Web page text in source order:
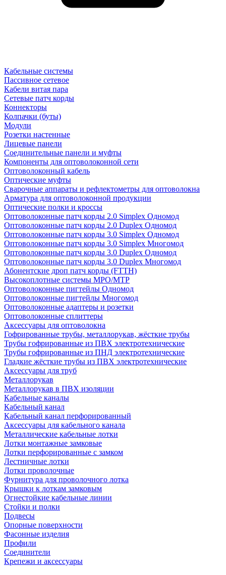
Кабельные системы
Пассивное сетевое
Кабели витая пара
Сетевые патч корды
Коннекторы
Колпачки (буты)
Модули
Розетки настенные
Лицевые панели
Соединительные панели и муфты
Компоненты для оптоволоконной сети
Оптоволоконный кабель
Оптические муфты
Сварочные аппараты и рефлектометры для оптоволокна
Арматура для оптоволоконной продукции
Оптические полки и кроссы
Оптоволоконные патч корды 2.0 Simplex Одномод
Оптоволоконные патч корды 2.0 Duplex Одномод
Оптоволоконные патч корды 3.0 Simplex Одномод
Оптоволоконные патч корды 3.0 Simplex Многомод
Оптоволоконные патч корды 3.0 Duplex Одномод
Оптоволоконные патч корды 3.0 Duplex Многомод
Абонентские дроп патч корды (FTTH)
Высокоплотные системы MPO/MTP
Оптоволоконные пигтейлы Одномод
Оптоволоконные пигтейлы Многомод
Оптоволоконные адаптеры и розетки
Оптоволоконные сплиттеры
Аксессуары для оптоволокна
Гофрированные трубы, металлорукав, жёсткие трубы
Трубы гофрированные из ПВХ электротехнические
Трубы гофрированные из ПНД электротехнические
Гладкие жёсткие трубы из ПВХ электротехнические
Аксессуары для труб
Металлорукав
Металлорукав в ПВХ изоляции
Кабельные каналы
Кабельный канал
Кабельный канал перфорированный
Аксессуары для кабельного канала
Металлические кабельные лотки
Лотки монтажные замковые
Лотки перфорированные с замком
Лестничные лотки
Лотки проволочные
Фурнитура для проволочного лотка
Крышки к лоткам замковым
Огнестойкие кабельные линии
Стойки и полки
Подвесы
Опорные поверхности
Фасонные изделия
Профили
Соединители
Крепежи и аксессуары